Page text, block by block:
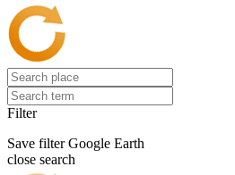
Filter
Save filter Google Earth
close search